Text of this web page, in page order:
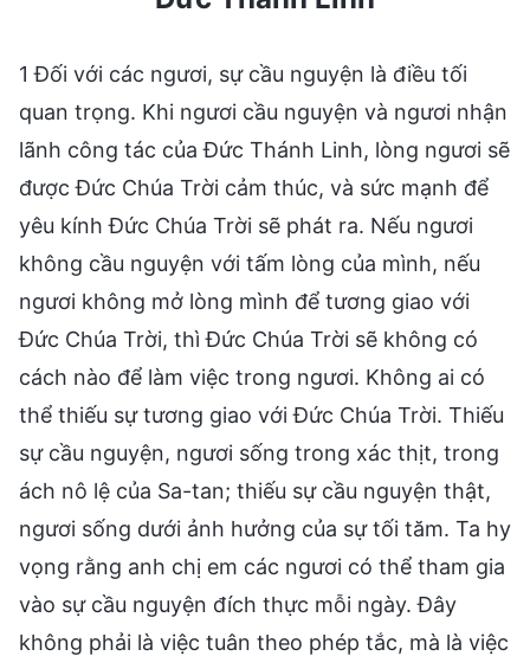
1 Đối với các ngươi, sự cầu nguyện là điều tối
quan trọng. Khi ngươi cầu nguyện và ngươi nhận
lãnh công tác của Đức Thánh Linh, lòng ngươi sẽ
được Đức Chúa Trời cảm thúc, và sức mạnh để
yêu kính Đức Chúa Trời sẽ phát ra. Nếu ngươi
không cầu nguyện với tấm lòng của mình, nếu
ngươi không mở lòng mình để tương giao với
Đức Chúa Trời, thì Đức Chúa Trời sẽ không có
cách nào để làm việc trong ngươi. Không ai có
thể thiếu sự tương giao với Đức Chúa Trời. Thiếu
sự cầu nguyện, ngươi sống trong xác thịt, trong
ách nô lệ của Sa-tan; thiếu sự cầu nguyện thật,
ngươi sống dưới ảnh hưởng của sự tối tăm. Ta hy
vọng rằng anh chị em các ngươi có thể tham gia
vào sự cầu nguyện đích thực mỗi ngày. Đây
không phải là việc tuân theo phép tắc, mà là việc